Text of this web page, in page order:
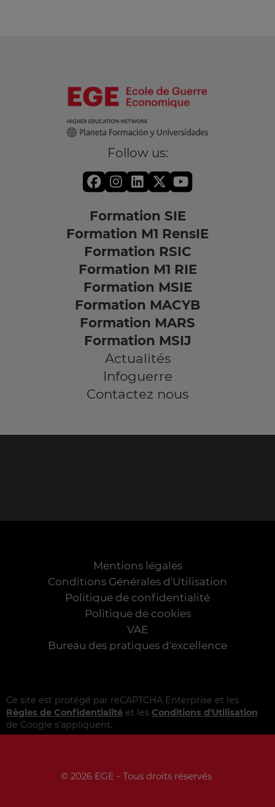
Follow us:
Formation SIE
Formation M1 RensIE
Formation RSIC
Formation M1 RIE
Formation MSIE
Formation MACYB
Formation MARS
Formation MSIJ
Actualités
Infoguerre
Contactez nous
Mentions légales
Conditions Générales d'Utilisation
Politique de confidentialité
Politique de cookies
VAE
Bureau des pratiques d'excellence
Ce site est protégé par reCAPTCHA Enterprise et les
Règles de Confidentialité et les Conditions d'Utilisation
de Google s'appliquent.
© 2026 EGE - Tous droits réservés